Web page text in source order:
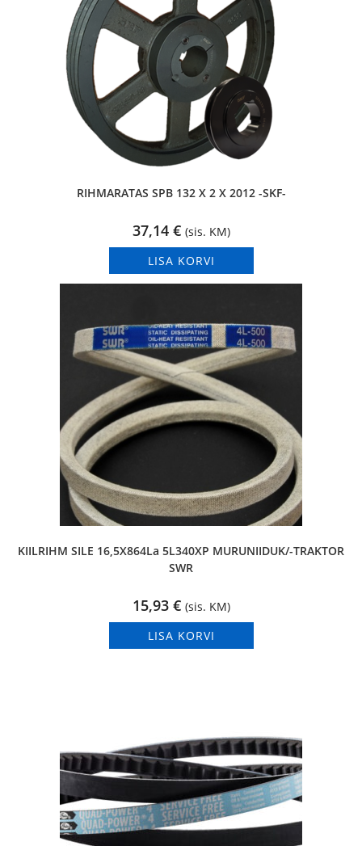
RIHMARATAS SPB 132 X 2 X 2012 -SKF-
37,14 € (sis. KM)
LISA KORVI
KIILRIHM SILE 16,5X864La 5L340XP MURUNIIDUK/-TRAKTOR
SWR
15,93 € (sis. KM)
LISA KORVI